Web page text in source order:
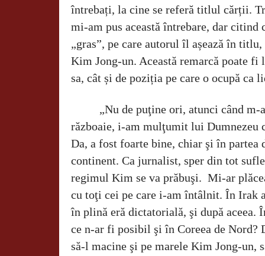
întrebați, la cine se referă titlul cărții.
mi-am pus această întrebare, dar citind
„gras”, pe care autorul îl așează în
Kim Jong-un. Această remarcă poate fi
sa, cât și de poziția pe care o ocupă ca
„Nu de puţine ori, atunci când
războaie, i-am mulţumit lui Dumnezeu
Da, a fost foarte bine, chiar şi în partea
continent. Ca jurnalist, sper din tot
regimul Kim se va prăbuşi. Mi-ar
cu toţi cei pe care i-am întâlnit. În Irak
în plină eră dictatorială, şi după
ce n-ar fi posibil şi în Coreea de Nord?
să-l macine şi pe marele Kim Jong-un,